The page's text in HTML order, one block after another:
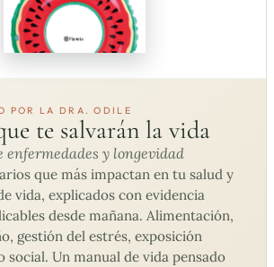
POR LA DRA. ODILE
te salvarán la vida
enfermedades y longevidad
que más impactan en tu salud y
vida, explicados con evidencia
desde mañana. Alimentación,
gestión del estrés, exposición
social. Un manual de vida pensado